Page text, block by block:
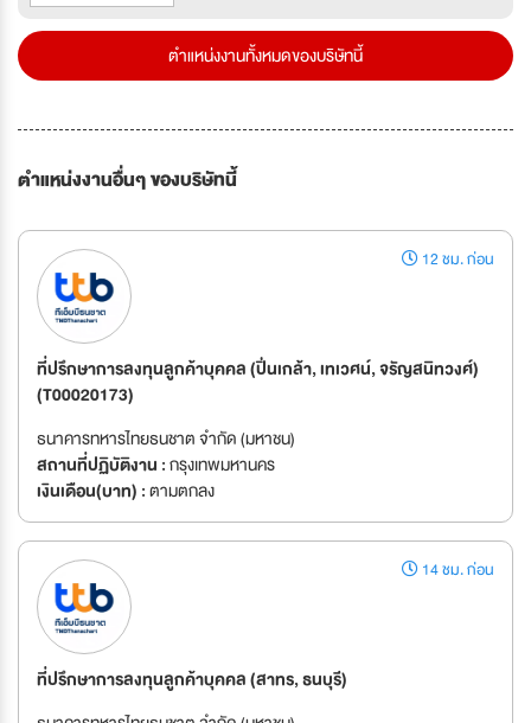
ตำแหน่งงานทั้งหมดของบริษัทนี้
ตำแหน่งงานอื่นๆ ของบริษัทนี้
12 ชม. ก่อน
ที่ปรึกษาการลงทุนลูกค้าบุคคล (ปิ่นเกล้า, เทเวศน์, จรัญสนิทวงศ์)
(T00020173)
ธนาคารทหารไทยธนชาต จำกัด (มหาชน)
สถานที่ปฏิบัติงาน :กรุงเทพมหานคร
เงินเดือน(บาท) :ตามตกลง
14 ชม. ก่อน
ที่ปรึกษาการลงทุนลูกค้าบุคคล (สาทร, ธนบุรี)